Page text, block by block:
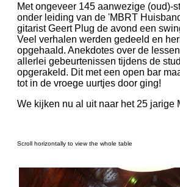
Met ongeveer 145 aanwezige (oud)-
onder leiding van de 'MBRT
gitarist Geert Plug de avond een
Veel verhalen werden gedeeld en
opgehaald. Anekdotes over de
allerlei gebeurtenissen tijdens de
opgerakeld. Dit met een open bar
tot in de vroege uurtjes door ging!
We kijken nu al uit naar het 25 jarige